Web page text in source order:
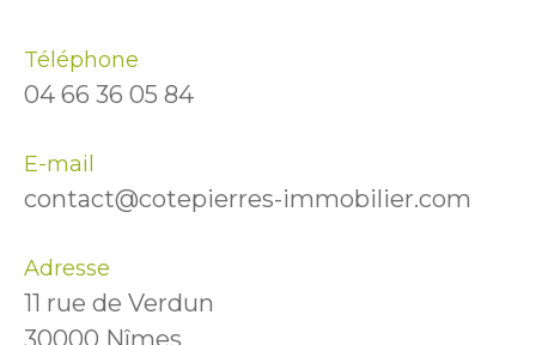
Téléphone
04 66 36 05 84
E-mail
contact@cotepierres-immobilier.com
Adresse
11 rue de Verdun
30000 Nîmes